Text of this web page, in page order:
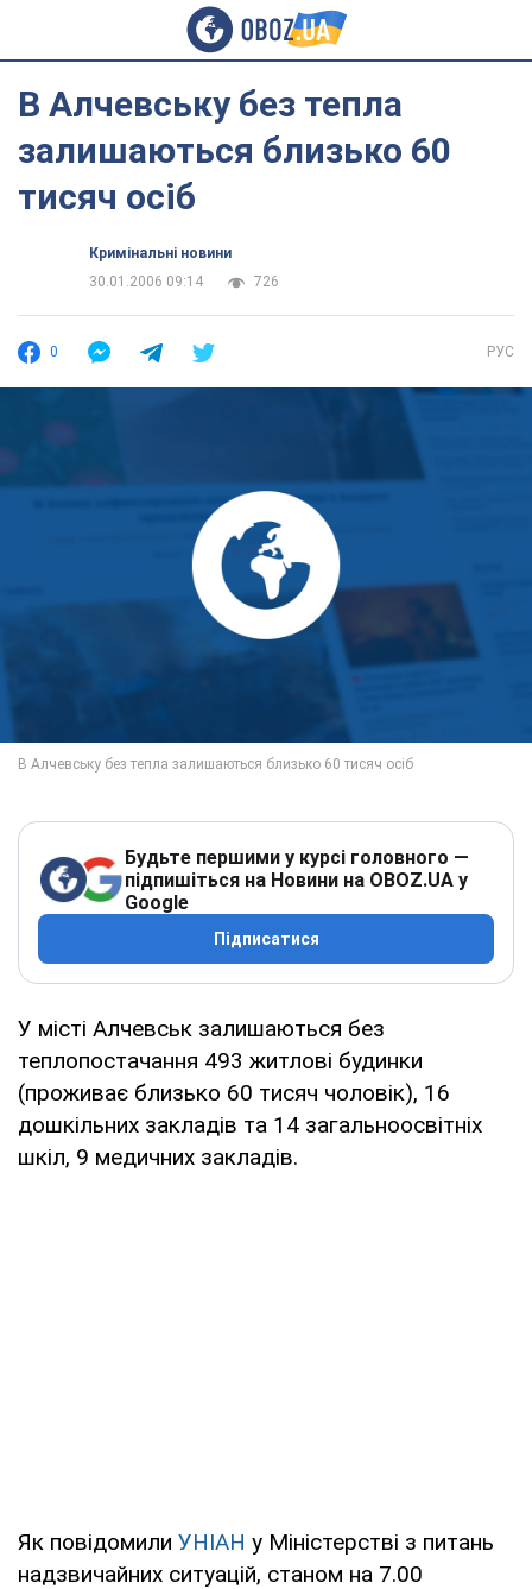
В Алчевську без тепла
залишаються близько 60
тисяч осіб
Кримінальні новини
30.01.2006 09:14
726
0 РУС
Будьте першими у курсі головного —
підпишіться на Новини на OBOZ.UA у
Google
Підписатися
У місті Алчевськ залишаються без
теплопостачання 493 житлові будинки
(проживає близько 60 тисяч чоловік), 16
дошкільних закладів та 14 загальноосвітніх
шкіл, 9 медичних закладів.
Як повідомили УНІАН у Міністерстві з питань
надзвичайних ситуацій, станом на 7.00